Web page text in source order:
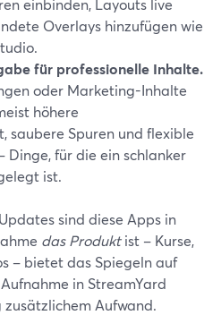
einbinden, Layouts live
Overlays hinzufügen wie
für professionelle Inhalte.
oder Marketing-Inhalte
höhere
saubere Spuren und flexible
Dinge, für die ein schlanker
ist.
sind diese Apps in
das Produktist – Kurse,
– bietet das Spiegeln auf
in StreamYard
Aufwand.